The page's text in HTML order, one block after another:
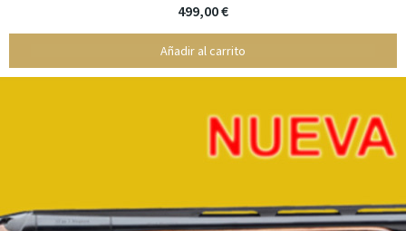
499,00 €
Añadir al carrito